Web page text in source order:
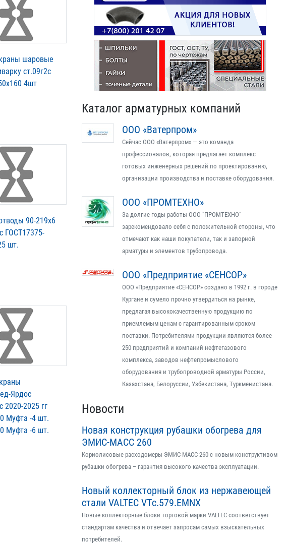
шаровые
ст.09г2с
4шт
90-219х6
ГОСТ17375-
шт.
Ярдос
2020-2025 гг
Муфта -4 шт.
Муфта -6 шт.
Каталог арматурных компаний
ООО «Ватерпром»
Сейчас ООО «Ватерпром» — это команда
профессионалов, которая предлагает комплекс
готовых инженерных решений по проектированию,
организации производства и поставке оборудования.
ООО «ПРОМТЕХНО»
За долгие годы работы ООО "ПРОМТЕХНО"
зарекомендовало себя с положительной стороны, что
отмечают как наши покупатели, так и запорной
арматуры и элементов трубопровода.
ООО «Предприятие «СЕНСОР»
ООО «Предприятие «СЕНСОР» создано в 1992 г. в городе
Кургане и сумело прочно утвердиться на рынке,
предлагая высококачественную продукцию по
приемлемым ценам с гарантированным сроком
поставки. Потребителями продукции являются более
250 предприятий и компаний нефтегазового
комплекса, заводов нефтепромыслового
оборудования и трубопроводной арматуры России,
Казахстана, Белоруссии, Узбекистана, Туркменистана.
Новости
Новая конструкция рубашки обогрева для
ЭМИС-МАСС 260
Кориолисовые расходомеры ЭМИС-МАСС 260 с новым конструктивом
рубашки обогрева – гарантия высокого качества эксплуатации.
Новый коллекторный блок из нержавеющей
стали VALTEC VTс.579.EMNX
Новые коллекторные блоки торговой марки VALTEC соответствует
стандартам качества и отвечает запросам самых взыскательных
потребителей.